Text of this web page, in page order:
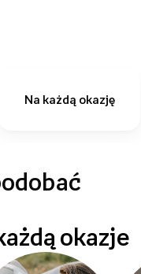
Na każdą okazję
okazje